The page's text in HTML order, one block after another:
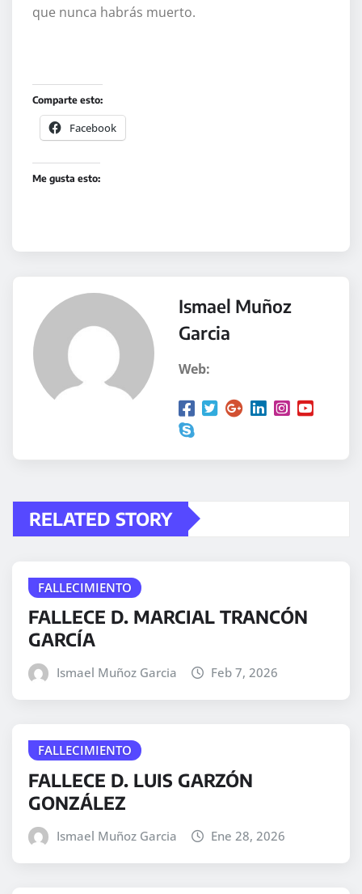
que nunca habrás muerto.
Comparte esto:
Facebook
Me gusta esto:
Ismael Muñoz
Garcia
Web:
RELATED STORY
FALLECIMIENTO
FALLECE D. MARCIAL TRANCÓN
GARCÍA
Ismael Muñoz Garcia Feb 7, 2026
FALLECIMIENTO
FALLECE D. LUIS GARZÓN
GONZÁLEZ
Ismael Muñoz Garcia Ene 28, 2026